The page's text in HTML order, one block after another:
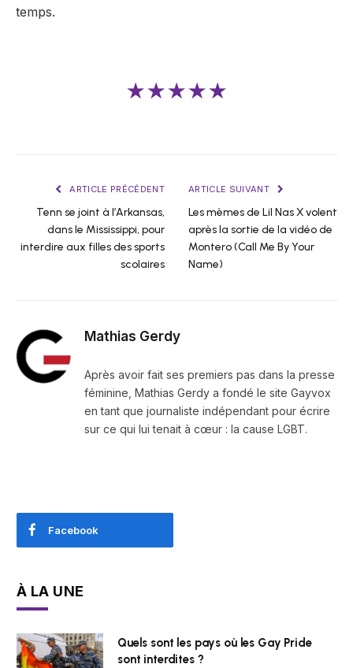
temps.
★★★★★
ARTICLE PRÉCÉDENT
Tenn se joint à l’Arkansas,
dans le Mississippi, pour
interdire aux filles des sports
scolaires
ARTICLE SUIVANT
Les mèmes de Lil Nas X volent
après la sortie de la vidéo de
Montero (Call Me By Your
Name)
Mathias Gerdy
Après avoir fait ses premiers pas dans la presse
féminine, Mathias Gerdy a fondé le site Gayvox
en tant que journaliste indépendant pour écrire
sur ce qui lui tenait à cœur : la cause LGBT.
Facebook
À LA UNE
Quels sont les pays où les Gay Pride
sont interdites ?